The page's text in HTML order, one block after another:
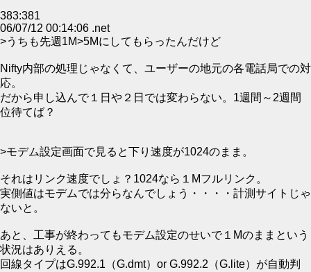
383:381
06/07/12 00:14:06 .net
>うちも先週1M>5Mにしてもらったんだけど
Nifty内部の処理じゃなくて、ユーザーの地元の各電話局での対
応。
だから申し込んで１日や２日では変わらない。1週間～2週間
位待てば？
>モデム設定画面で見ると下り速度が1024のまま。
それはリンク速度でしょ？1024なら１Mフルリンク。
実側値はモデムでは分らなんでしょう・・・・計測サイトじゃ
ないと。
あと、工事が終わってもモデム設定のせいで１Mのままという
状況はありえる。
回線タイプはG.992.1（G.dmt）or G.992.2（G.lite）が自動判